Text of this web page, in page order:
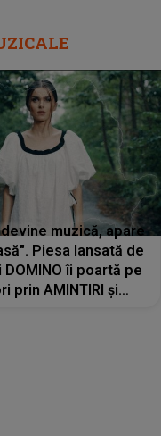
devine muzică, apare
Piesa lansată de
DOMINO îi poartă pe
prin AMINTIRI și